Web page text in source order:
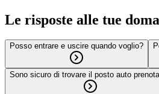
Le risposte alle tue
Posso entrare e uscire quando voglio?
Sono sicuro di trovare il posto auto